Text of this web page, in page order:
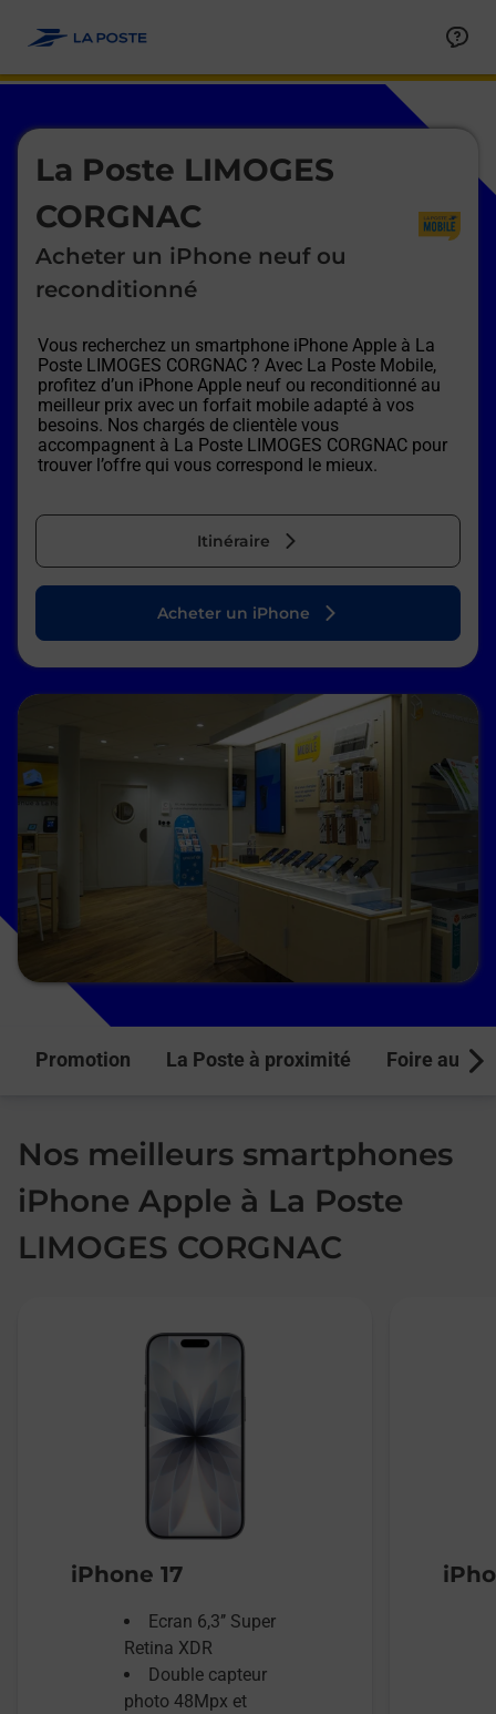
La Poste LIMOGES
CORGNAC
Acheter un iPhone neuf ou
reconditionné
Vous recherchez un smartphone iPhone Apple à La
Poste LIMOGES CORGNAC ? Avec La Poste Mobile,
profitez d’un iPhone Apple neuf ou reconditionné au
meilleur prix avec un forfait mobile adapté à vos
besoins. Nos chargés de clientèle vous
accompagnent à La Poste LIMOGES CORGNAC pour
trouver l’offre qui vous correspond le mieux.
Itinéraire
Le lien s'ouvre dans un nouvel onglet
Acheter un iPhone
Promotion La Poste à proximité Foire aux
Nos meilleurs smartphones
iPhone Apple à La Poste
LIMOGES CORGNAC
iPhone 17
Ecran 6,3’’ Super
Retina XDR
Double capteur
photo 48Mpx et